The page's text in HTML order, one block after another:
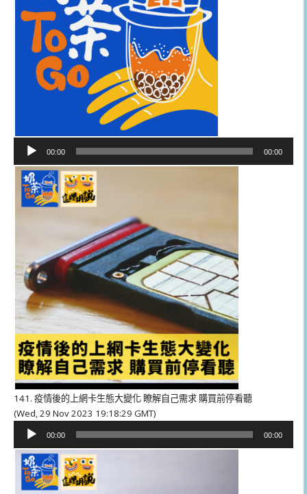
播
器
00:00 00:00
141. 疫情後的上網卡生態大變化 瞭解自己需求 購買前停看聽
(Wed, 29 Nov 2023 19:18:29 GMT)
播
器
00:00 00:00